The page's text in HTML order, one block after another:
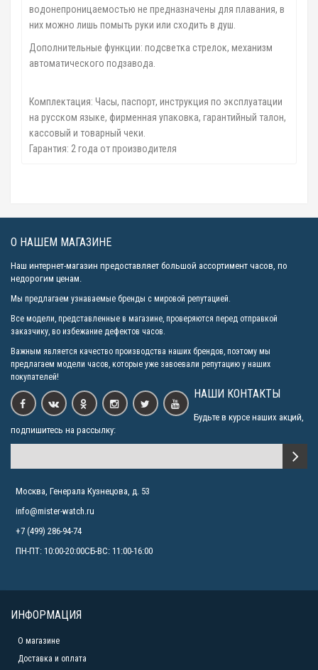
водонепроницаемостью не предназначены для плавания, в
них можно лишь помыть руки или сходить в душ.
Дополнительные функции: подсветка стрелок, механизм
автоматического подзавода.
Комплектация: Часы, паспорт, инструкция по эксплуатации
на русском языке, фирменная упаковка, гарантийный талон,
кассовый и товарный чеки.
Гарантия: 2 года от производителя
О НАШЕМ МАГАЗИНЕ
Наш интернет-магазин предоставляет большой ассортимент часов, по
недорогим ценам.
Мы предлагаем узнаваемые бренды с мировой репутацией.
Все модели, представленные в магазине, проверяются перед отправкой
заказчику, во избежание дефектов часов.
Важным является качество производства наших брендов, поэтому мы
предлагаем модели часов, которые уже завоевали репутацию у наших
покупателей!
НАШИ КОНТАКТЫ
Будьте в курсе наших акций,
подпишитесь на рассылку:
Москва, Генерала Кузнецова, д. 53
info@mister-watch.ru
+7 (499) 286-94-74
ПН-ПТ: 10:00-20:00СБ-ВС: 11:00-16:00
ИНФОРМАЦИЯ
О магазине
Доставка и оплата